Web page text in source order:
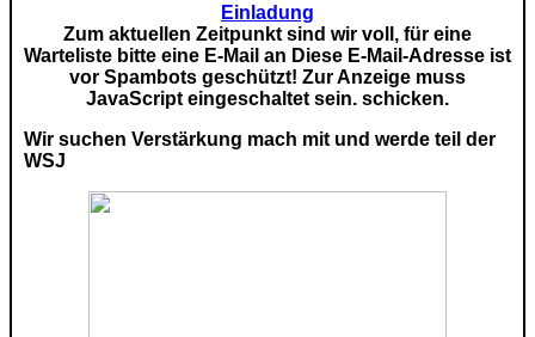
Einladung
Zum aktuellen Zeitpunkt sind wir voll, für eine
Warteliste bitte eine E-Mail an Diese E-Mail-Adresse ist
vor Spambots geschützt! Zur Anzeige muss
JavaScript eingeschaltet sein. schicken.
Wir suchen Verstärkung mach mit und werde teil der
WSJ